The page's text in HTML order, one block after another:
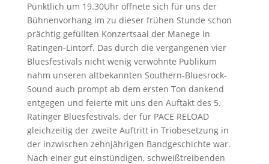
Pünktlich um 19.30Uhr öffnete sich für uns der
Bühnenvorhang im zu dieser frühen Stunde schon
prächtig gefüllten Konzertsaal der Manege in
Ratingen-Lintorf. Das durch die vergangenen vier
Bluesfestivals nicht wenig verwöhnte Publikum
nahm unseren altbekannten Southern-Bluesrock-
Sound auch prompt ab dem ersten Ton dankend
entgegen und feierte mit uns den Auftakt des 5.
Ratinger Bluesfestivals, der für PACE RELOAD
gleichzeitig der zweite Auftritt in Triobesetzung in
der inzwischen zehnjährigen Bandgeschichte war.
Nach einer gut einstündigen, schweißtreibenden